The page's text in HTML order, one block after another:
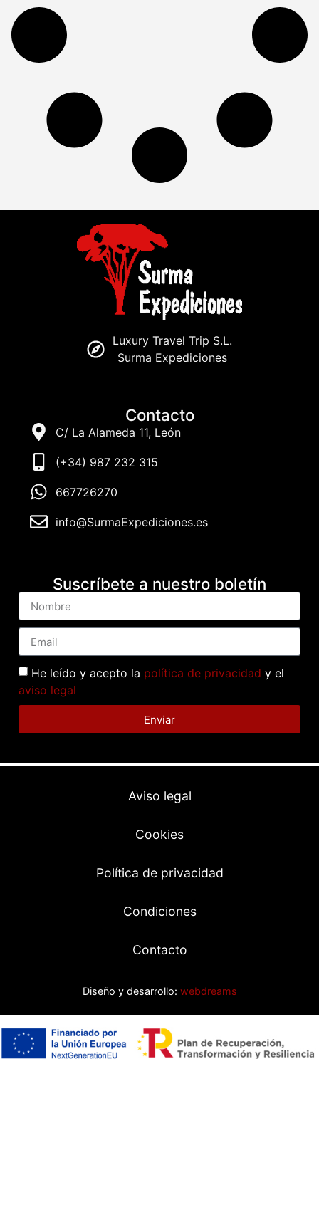
Luxury Travel Trip S.L.
Surma Expediciones
Contacto
C/ La Alameda 11, León
(+34) 987 232 315
667726270
info@SurmaExpediciones.es
Suscríbete a nuestro boletín
He leído y acepto la política de privacidad y el
aviso legal
Enviar
Aviso legal
Cookies
Política de privacidad
Condiciones
Contacto
Diseño y desarrollo: webdreams